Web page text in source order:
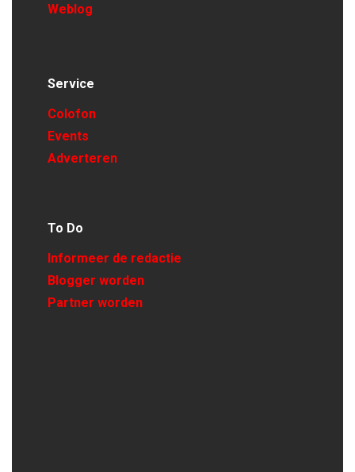
Weblog
Service
Colofon
Events
Adverteren
To Do
Informeer de redactie
Blogger worden
Partner worden